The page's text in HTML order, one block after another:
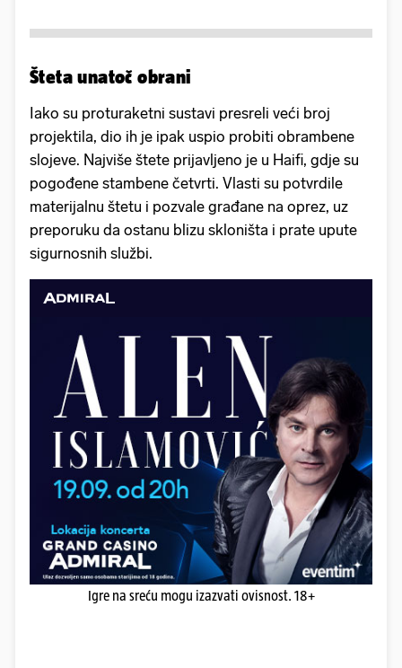
Šteta unatoč obrani
Iako su proturaketni sustavi presreli veći broj
projektila, dio ih je ipak uspio probiti obrambene
slojeve. Najviše štete prijavljeno je u Haifi, gdje su
pogođene stambene četvrti. Vlasti su potvrdile
materijalnu štetu i pozvale građane na oprez, uz
preporuku da ostanu blizu skloništa i prate upute
sigurnosnih službi.
Igre na sreću mogu izazvati ovisnost. 18+